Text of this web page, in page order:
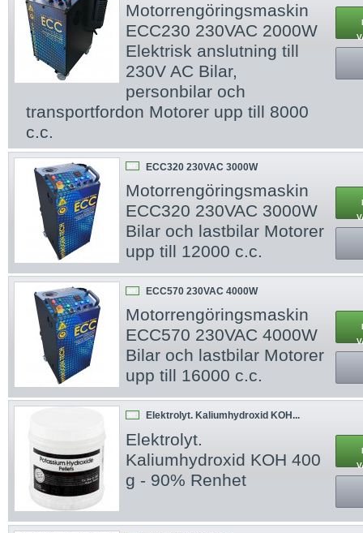
Motorrengöringsmaskin
ECC230 230VAC 2000W
Elektrisk anslutning till
230V AC Bilar,
personbilar och
transportfordon Motorer upp till 8000
c.c.
ECC320 230VAC 3000W
Motorrengöringsmaskin
ECC320 230VAC 3000W
Bilar och lastbilar Motorer
upp till 12000 c.c.
ECC570 230VAC 4000W
Motorrengöringsmaskin
ECC570 230VAC 4000W
Bilar och lastbilar Motorer
upp till 16000 c.c.
Elektrolyt. Kaliumhydroxid KOH...
Elektrolyt.
Kaliumhydroxid KOH 400
g - 90% Renhet